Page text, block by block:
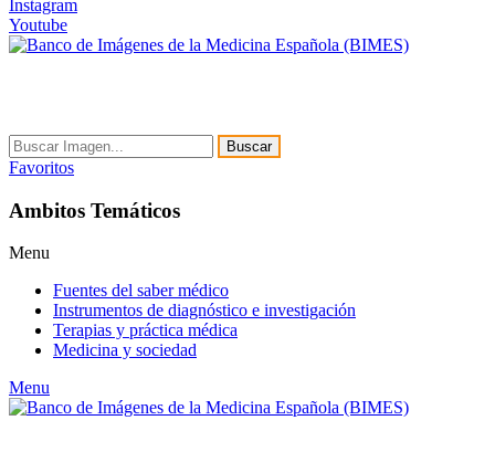
Instagram
Youtube
Buscar
Favoritos
Ambitos Temáticos
Menu
Fuentes del saber médico
Instrumentos de diagnóstico e investigación
Terapias y práctica médica
Medicina y sociedad
Menu